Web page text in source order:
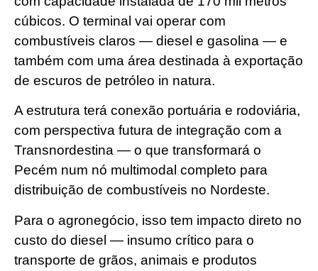
cúbicos. O terminal vai operar com
combustíveis claros — diesel e gasolina — e
também com uma área destinada à exportação
de escuros de petróleo in natura.
A estrutura terá conexão portuária e rodoviária,
com perspectiva futura de integração com a
Transnordestina — o que transformará o
Pecém num nó multimodal completo para
distribuição de combustíveis no Nordeste.
Para o agronegócio, isso tem impacto direto no
custo do diesel — insumo crítico para o
transporte de grãos, animais e produtos